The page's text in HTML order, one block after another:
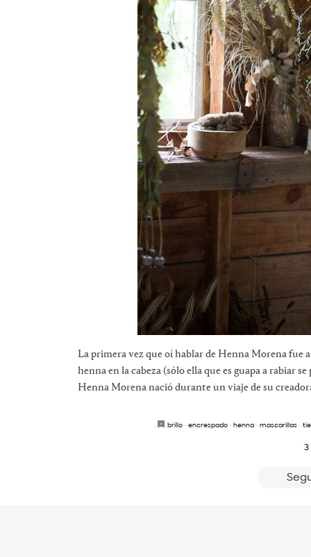
La primera vez que oí hablar de Henna Morena fue
henna en la cabeza (sólo ella que es guapa a rabiar
Henna Morena nació durante un viaje de su
brillo · encrespado · henna · mascarillas ·
3